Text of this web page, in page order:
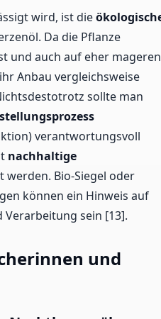
wird, ist die
Da die Pflanze
und auch auf eher mageren
Anbau vergleichsweise
sollte man
verantwortungsvoll
nachhaltige
werden. Bio-Siegel oder
können ein Hinweis auf
sein [13].
und